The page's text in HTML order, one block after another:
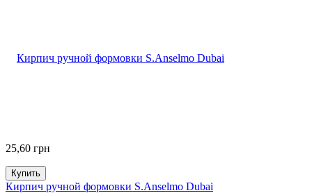
25,60 грн
Купить
Кирпич ручной формовки S.Anselmo Dubai